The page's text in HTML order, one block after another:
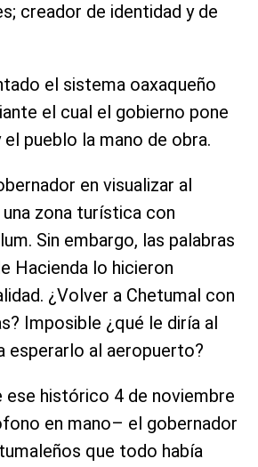
creador de identidad y de
el sistema oaxaqueño
el cual el gobierno pone
el pueblo la mano de obra.
en visualizar al
zona turística con
Sin embargo, las palabras
Hacienda lo hicieron
¿Volver a Chetumal con
Imposible ¿qué le diría al
esperarlo al aeropuerto?
ese histórico 4 de noviembre
en mano– el gobernador
que todo había